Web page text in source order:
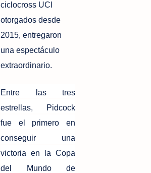
ciclocross UCI
otorgados desde
2015, entregaron
una espectáculo
extraordinario.
Entre las tres
estrellas, Pidcock
fue el primero en
conseguir una
victoria en la Copa
del Mundo de